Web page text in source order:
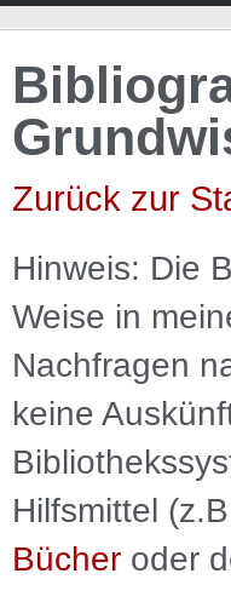
Zurück zur
Hinweis: Die
Weise in
Nachfragen
keine
Hilfsmittel
Bücher oder